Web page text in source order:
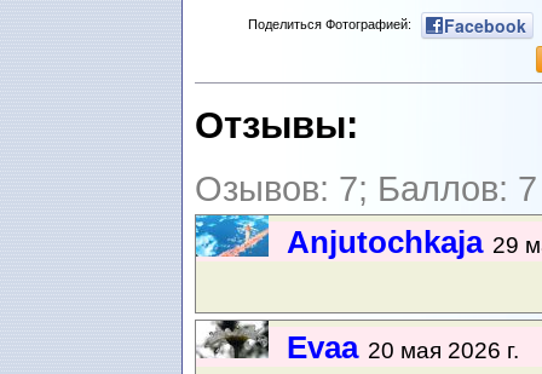
Поделиться Фотографией: Facebook
Отзывы:
Озывов: 7; Баллов: 7
Anjutochkaja 29
Evaa 20 мая 2026 г.